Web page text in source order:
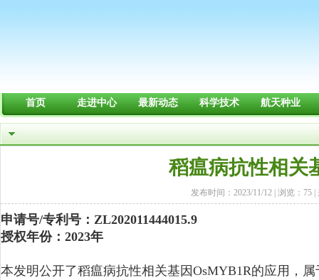
首页 走进中心 最新动态 科学技术 航天种业
稻瘟病抗性相关
发布时间：2023/11/12 浏览： 75
申请号/专利号：ZL202011444015.9
授权年份：2023年
本发明公开了稻瘟病抗性相关基因OsMYB1R的应用，